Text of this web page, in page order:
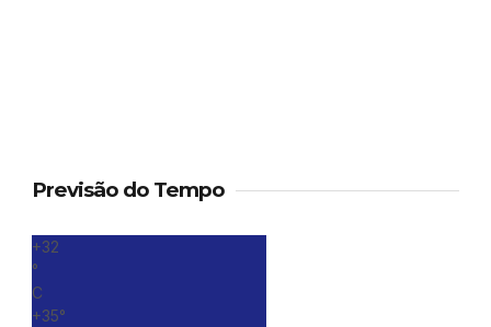
Previsão do Tempo
+32
°
C
+35°